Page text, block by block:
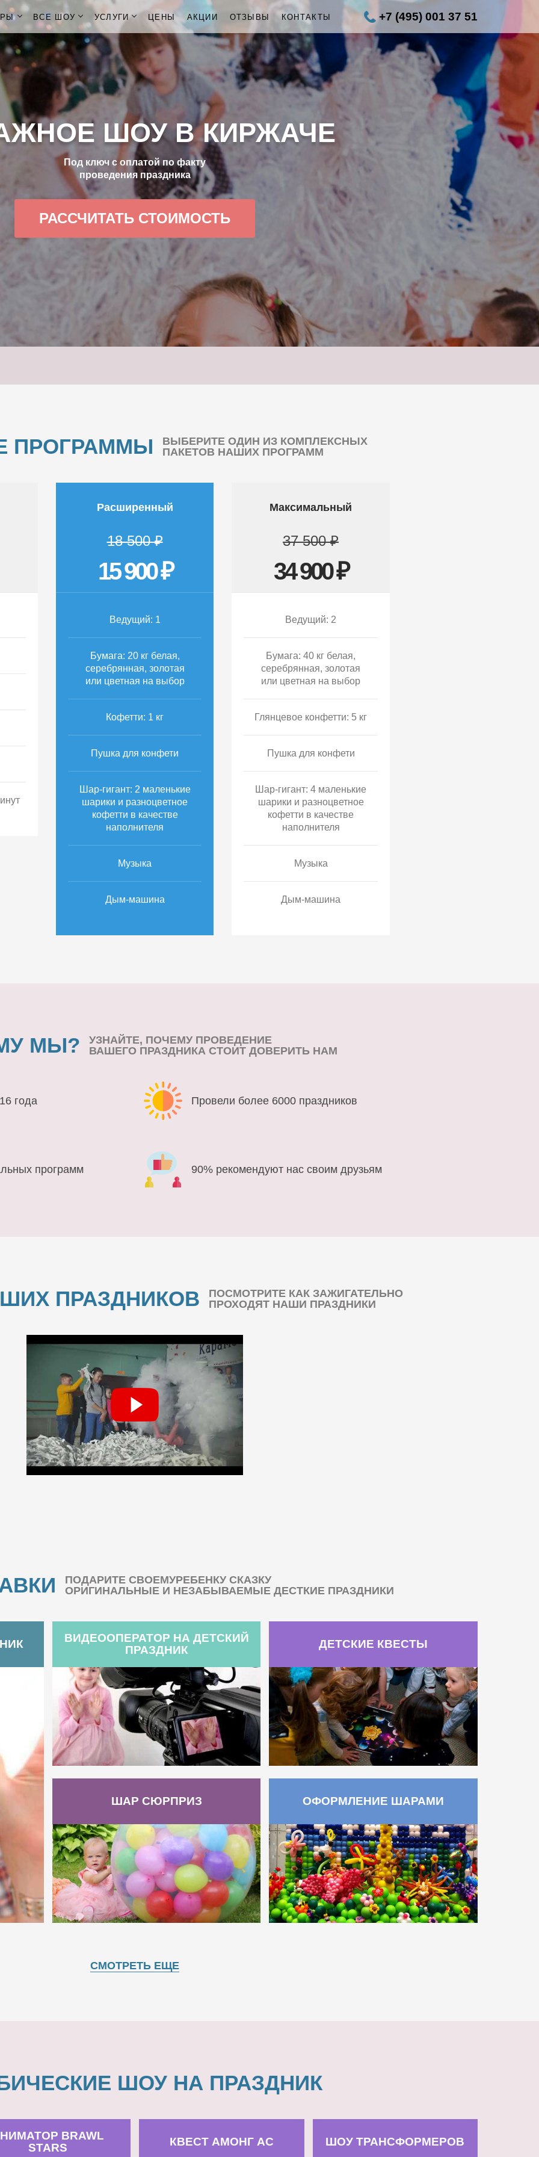
ВСЕ ШОУ УСЛУГИ ЦЕНЫ АКЦИИ ОТЗЫВЫ КОНТАКТЫ +7 (495) 001 37 51
ШОУ В КИРЖАЧЕ
Под ключ с оплатой по факту
проведения праздника
РАССЧИТАТЬ СТОИМОСТЬ
ПРОГРАММЫ
ВЫБЕРИТЕ ОДИН ИЗ КОМПЛЕКСНЫХ
ПАКЕТОВ НАШИХ ПРОГРАММ
Расширенный
18 500 ₽
15 900 ₽
Ведущий: 1
Бумага: 20 кг белая,
серебрянная, золотая
или цветная на выбор
Кофетти: 1 кг
Пушка для конфети
Шар-гигант: 2 маленькие
шарики и разноцветное
кофетти в качестве
наполнителя
Музыка
Дым-машина
Максимальный
37 500 ₽
34 900 ₽
Ведущий: 2
Бумага: 40 кг белая,
серебрянная, золотая
или цветная на выбор
Глянцевое конфетти: 5 кг
Пушка для конфети
Шар-гигант: 4 маленькие
шарики и разноцветное
кофетти в качестве
наполнителя
Музыка
Дым-машина
МЫ?
УЗНАЙТЕ, ПОЧЕМУ ПРОВЕДЕНИЕ
ВАШЕГО ПРАЗДНИКА СТОИТ ДОВЕРИТЬ НАМ
года Провели более 6000 праздников
программ 90% рекомендуют нас своим друзьям
ПРАЗДНИКОВ
ПОСМОТРИТЕ КАК ЗАЖИГАТЕЛЬНО
ПРОХОДЯТ НАШИ ПРАЗДНИКИ
ПОДАРИТЕ СВОЕМУРЕБЕНКУ СКАЗКУ
ОРИГИНАЛЬНЫЕ И НЕЗАБЫВАЕМЫЕ ДЕСТКИЕ ПРАЗДНИКИ
ВИДЕООПЕРАТОР НА ДЕТСКИЙ
ПРАЗДНИК
ДЕТСКИЕ КВЕСТЫ
ШАР СЮРПРИЗ ОФОРМЛЕНИЕ ШАРАМИ
СМОТРЕТЬ ЕЩЕ
ШОУ НА ПРАЗДНИК
BRAWL
STARS
КВЕСТ АМОНГ АС ШОУ ТРАНСФОРМЕРОВ